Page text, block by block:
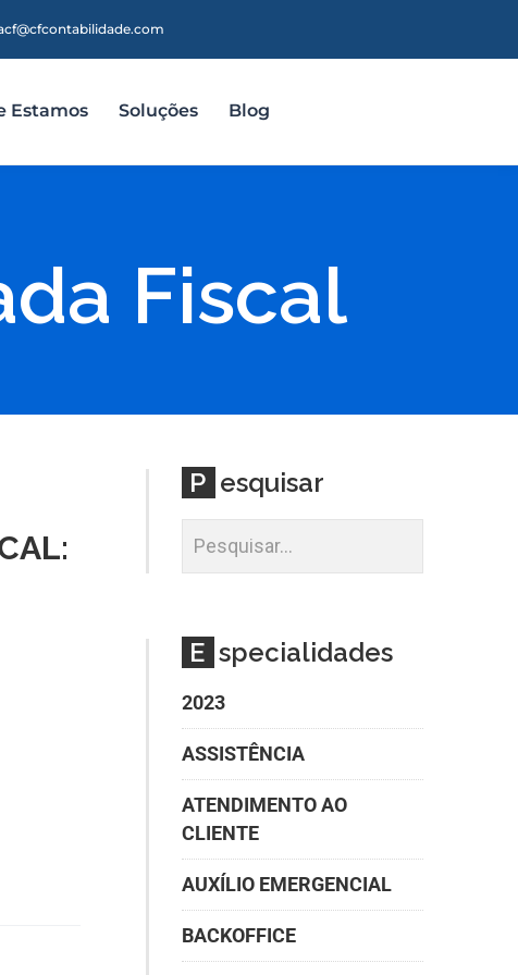
Estamos Soluções Blog
Fiscal
P esquisar
E specialidades
2023
ASSISTÊNCIA
ATENDIMENTO AO
CLIENTE
AUXÍLIO EMERGENCIAL
BACKOFFICE